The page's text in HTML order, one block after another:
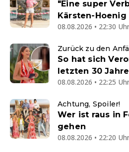
"Eine super
Kärsten-
08.08.2026 • 22:30 Uhr
Zurück zu den
So hat sich
letzten 30
08.08.2026 • 22:25 Uhr
Achtung, Spoiler!
Wer ist raus in
gehen
08.08.2026 • 22:20 Uhr